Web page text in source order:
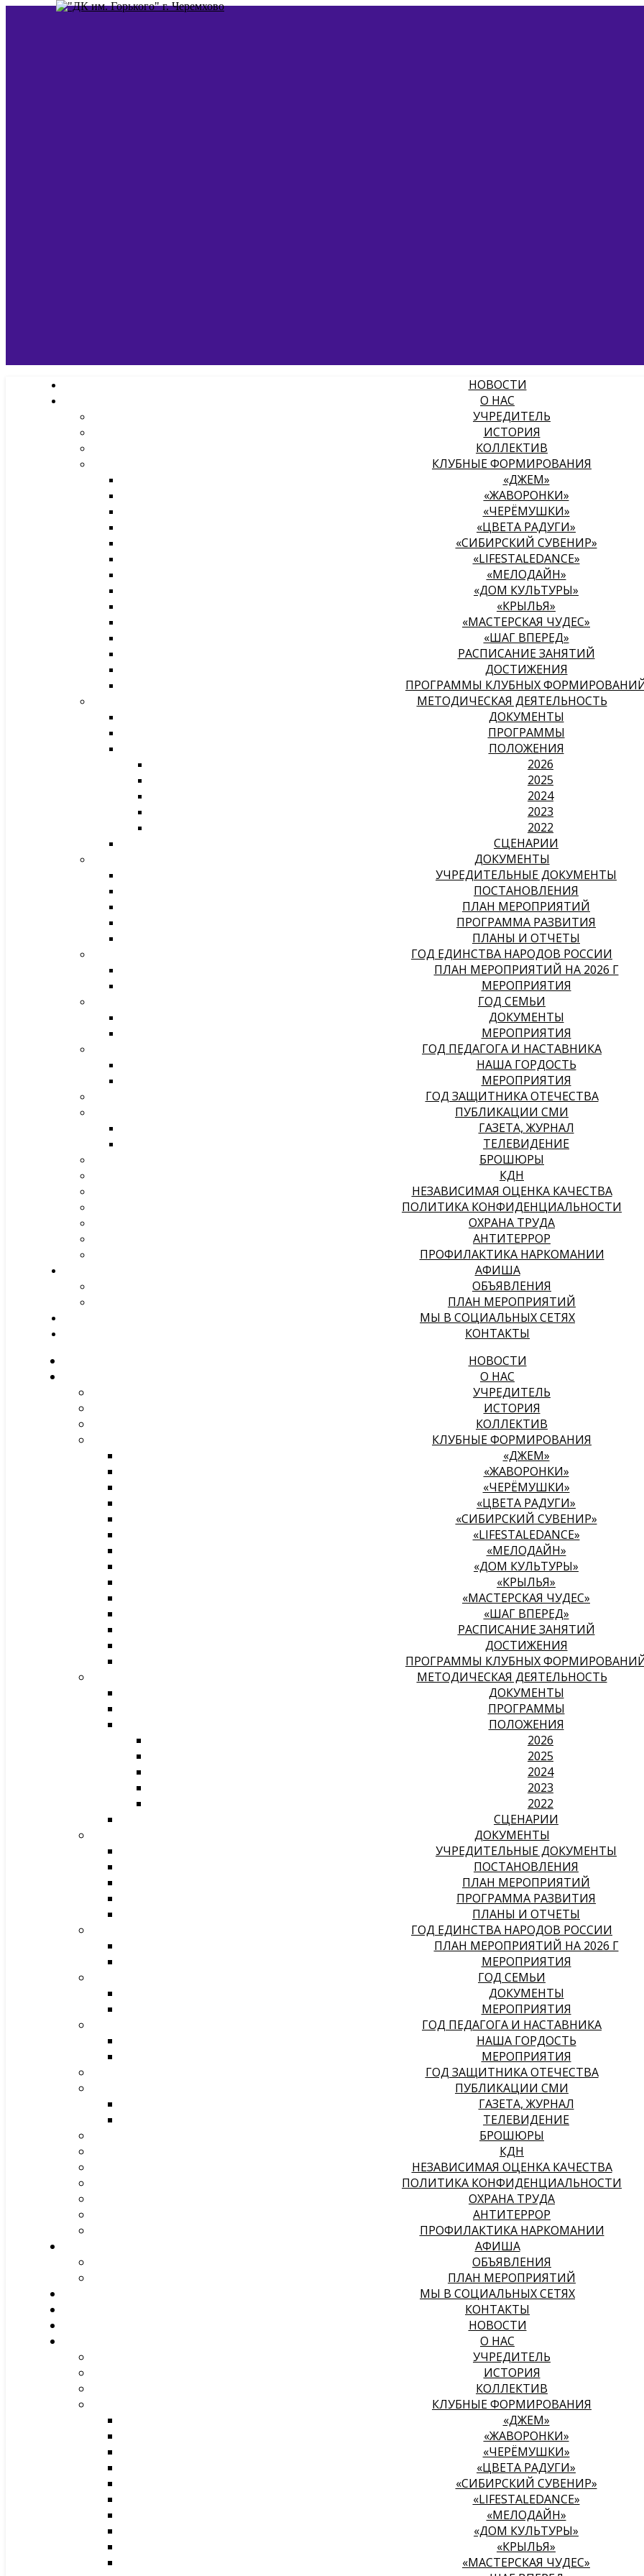
НОВОСТИ
О НАС
УЧРЕДИТЕЛЬ
ИСТОРИЯ
КОЛЛЕКТИВ
КЛУБНЫЕ ФОРМИРОВАНИЯ
«ДЖЕМ»
«ЖАВОРОНКИ»
«ЧЕРЁМУШКИ»
«ЦВЕТА РАДУГИ»
«СИБИРСКИЙ СУВЕНИР»
«LIFESTALEDANCE»
«МЕЛОДАЙН»
«ДОМ КУЛЬТУРЫ»
«КРЫЛЬЯ»
«МАСТЕРСКАЯ ЧУДЕС»
«ШАГ ВПЕРЕД»
РАСПИСАНИЕ ЗАНЯТИЙ
ДОСТИЖЕНИЯ
ПРОГРАММЫ КЛУБНЫХ
МЕТОДИЧЕСКАЯ ДЕЯТЕЛЬНОСТЬ
ДОКУМЕНТЫ
ПРОГРАММЫ
ПОЛОЖЕНИЯ
2026
2025
2024
2023
2022
СЦЕНАРИИ
ДОКУМЕНТЫ
УЧРЕДИТЕЛЬНЫЕ ДОКУМЕНТЫ
ПОСТАНОВЛЕНИЯ
ПЛАН МЕРОПРИЯТИЙ
ПРОГРАММА РАЗВИТИЯ
ПЛАНЫ И ОТЧЕТЫ
ГОД ЕДИНСТВА НАРОДОВ РОССИИ
ПЛАН МЕРОПРИЯТИЙ НА 2026 Г
МЕРОПРИЯТИЯ
ГОД СЕМЬИ
ДОКУМЕНТЫ
МЕРОПРИЯТИЯ
ГОД ПЕДАГОГА И НАСТАВНИКА
НАША ГОРДОСТЬ
МЕРОПРИЯТИЯ
ГОД ЗАЩИТНИКА ОТЕЧЕСТВА
ПУБЛИКАЦИИ СМИ
ГАЗЕТА, ЖУРНАЛ
ТЕЛЕВИДЕНИЕ
БРОШЮРЫ
КДН
НЕЗАВИСИМАЯ ОЦЕНКА КАЧЕСТВА
ПОЛИТИКА КОНФИДЕНЦИАЛЬНОСТИ
ОХРАНА ТРУДА
АНТИТЕРРОР
ПРОФИЛАКТИКА НАРКОМАНИИ
АФИША
ОБЪЯВЛЕНИЯ
ПЛАН МЕРОПРИЯТИЙ
МЫ В СОЦИАЛЬНЫХ СЕТЯХ
КОНТАКТЫ
НОВОСТИ
О НАС
УЧРЕДИТЕЛЬ
ИСТОРИЯ
КОЛЛЕКТИВ
КЛУБНЫЕ ФОРМИРОВАНИЯ
«ДЖЕМ»
«ЖАВОРОНКИ»
«ЧЕРЁМУШКИ»
«ЦВЕТА РАДУГИ»
«СИБИРСКИЙ СУВЕНИР»
«LIFESTALEDANCE»
«МЕЛОДАЙН»
«ДОМ КУЛЬТУРЫ»
«КРЫЛЬЯ»
«МАСТЕРСКАЯ ЧУДЕС»
«ШАГ ВПЕРЕД»
РАСПИСАНИЕ ЗАНЯТИЙ
ДОСТИЖЕНИЯ
ПРОГРАММЫ КЛУБНЫХ
МЕТОДИЧЕСКАЯ ДЕЯТЕЛЬНОСТЬ
ДОКУМЕНТЫ
ПРОГРАММЫ
ПОЛОЖЕНИЯ
2026
2025
2024
2023
2022
СЦЕНАРИИ
ДОКУМЕНТЫ
УЧРЕДИТЕЛЬНЫЕ ДОКУМЕНТЫ
ПОСТАНОВЛЕНИЯ
ПЛАН МЕРОПРИЯТИЙ
ПРОГРАММА РАЗВИТИЯ
ПЛАНЫ И ОТЧЕТЫ
ГОД ЕДИНСТВА НАРОДОВ РОССИИ
ПЛАН МЕРОПРИЯТИЙ НА 2026 Г
МЕРОПРИЯТИЯ
ГОД СЕМЬИ
ДОКУМЕНТЫ
МЕРОПРИЯТИЯ
ГОД ПЕДАГОГА И НАСТАВНИКА
НАША ГОРДОСТЬ
МЕРОПРИЯТИЯ
ГОД ЗАЩИТНИКА ОТЕЧЕСТВА
ПУБЛИКАЦИИ СМИ
ГАЗЕТА, ЖУРНАЛ
ТЕЛЕВИДЕНИЕ
БРОШЮРЫ
КДН
НЕЗАВИСИМАЯ ОЦЕНКА КАЧЕСТВА
ПОЛИТИКА КОНФИДЕНЦИАЛЬНОСТИ
ОХРАНА ТРУДА
АНТИТЕРРОР
ПРОФИЛАКТИКА НАРКОМАНИИ
АФИША
ОБЪЯВЛЕНИЯ
ПЛАН МЕРОПРИЯТИЙ
МЫ В СОЦИАЛЬНЫХ СЕТЯХ
КОНТАКТЫ
НОВОСТИ
О НАС
УЧРЕДИТЕЛЬ
ИСТОРИЯ
КОЛЛЕКТИВ
КЛУБНЫЕ ФОРМИРОВАНИЯ
«ДЖЕМ»
«ЖАВОРОНКИ»
«ЧЕРЁМУШКИ»
«ЦВЕТА РАДУГИ»
«СИБИРСКИЙ СУВЕНИР»
«LIFESTALEDANCE»
«МЕЛОДАЙН»
«ДОМ КУЛЬТУРЫ»
«КРЫЛЬЯ»
«МАСТЕРСКАЯ ЧУДЕС»